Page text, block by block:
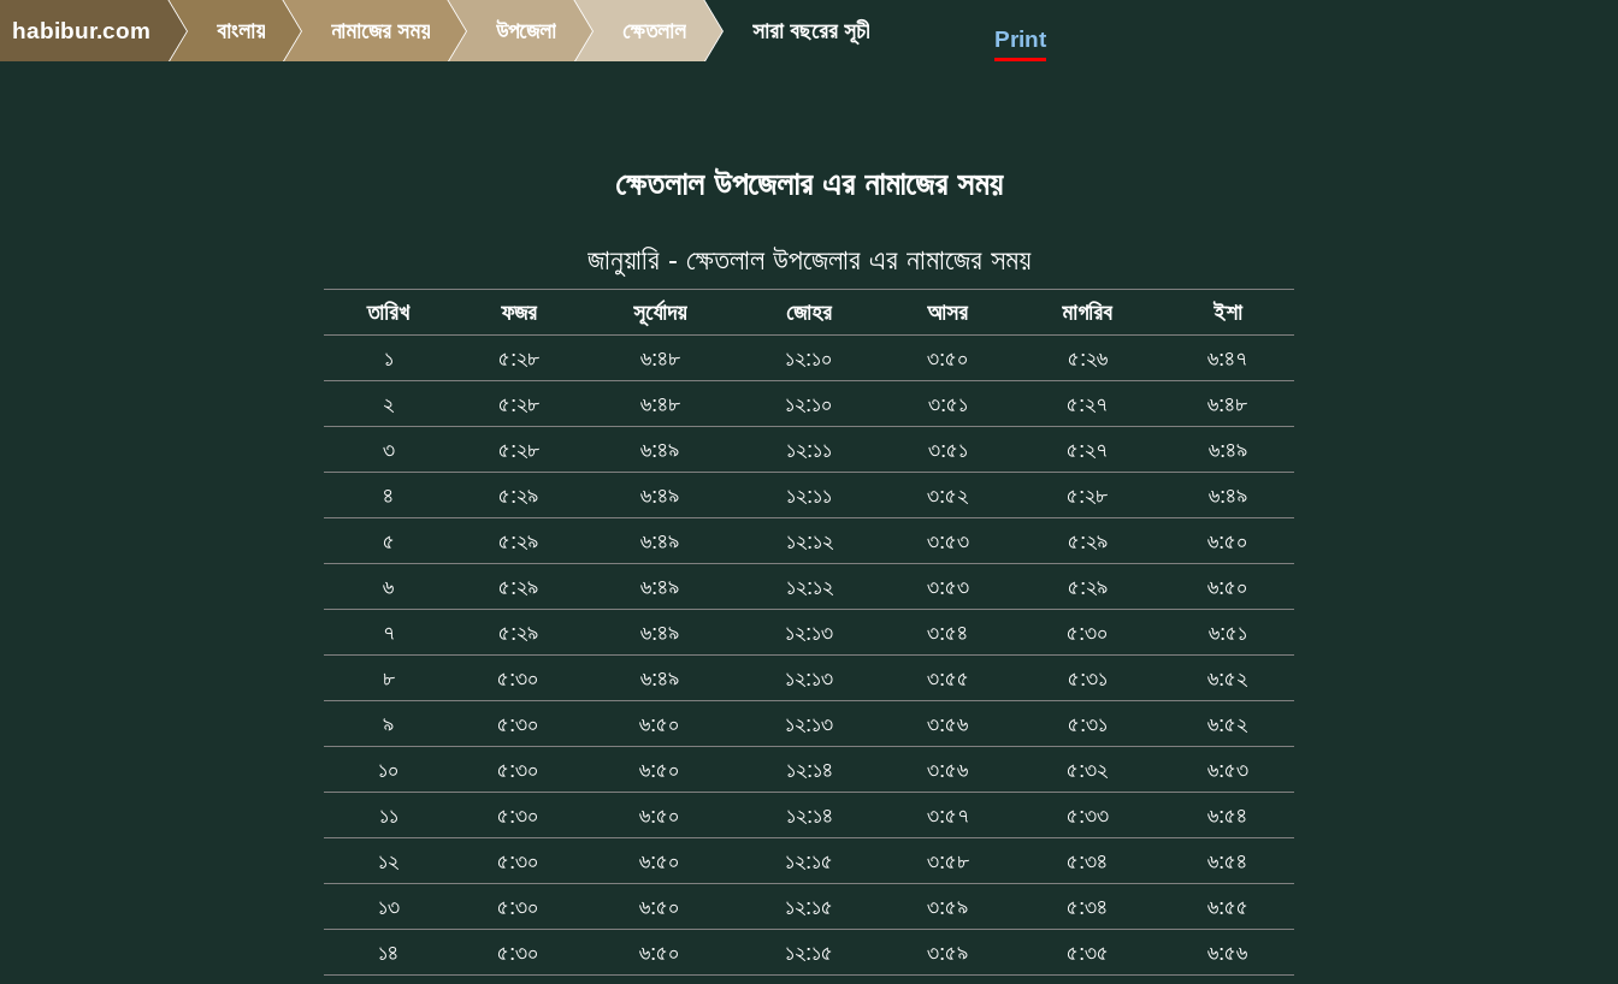
habibur.com বাংলায় নামাজের সময় উপজেলা ক্ষেতলাল সারা বছরের সূচী Print
ক্ষেতলাল উপজেলার এর নামাজের সময়
জানুয়ারি - ক্ষেতলাল উপজেলার এর নামাজের সময়
তারিখ ফজর সূর্যোদয় জোহর আসর মাগরিব
ইশা
১
৫:২৮ ৬:৪৮ ১২:১০ ৩:৫০ ৫:২৬
৬:৪৭
২
৫:২৮ ৬:৪৮ ১২:১০ ৩:৫১ ৫:২৭
৬:৪৮
৩
৫:২৮ ৬:৪৯ ১২:১১ ৩:৫১ ৫:২৭
৬:৪৯
৪
৫:২৯ ৬:৪৯ ১২:১১ ৩:৫২ ৫:২৮
৬:৪৯
৫
৫:২৯ ৬:৪৯ ১২:১২ ৩:৫৩ ৫:২৯
৬:৫০
৬
৫:২৯ ৬:৪৯ ১২:১২ ৩:৫৩ ৫:২৯
৬:৫০
৭
৫:২৯ ৬:৪৯ ১২:১৩ ৩:৫৪ ৫:৩০
৬:৫১
৮
৫:৩০ ৬:৪৯ ১২:১৩ ৩:৫৫ ৫:৩১
৬:৫২
৯
৫:৩০ ৬:৫০ ১২:১৩ ৩:৫৬ ৫:৩১
৬:৫২
১০
৫:৩০ ৬:৫০ ১২:১৪ ৩:৫৬ ৫:৩২
৬:৫৩
১১
৫:৩০ ৬:৫০ ১২:১৪ ৩:৫৭ ৫:৩৩
৬:৫৪
১২
৫:৩০ ৬:৫০ ১২:১৫ ৩:৫৮ ৫:৩৪
৬:৫৪
১৩
৫:৩০ ৬:৫০ ১২:১৫ ৩:৫৯ ৫:৩৪
৬:৫৫
১৪
৫:৩০ ৬:৫০ ১২:১৫ ৩:৫৯ ৫:৩৫
৬:৫৬